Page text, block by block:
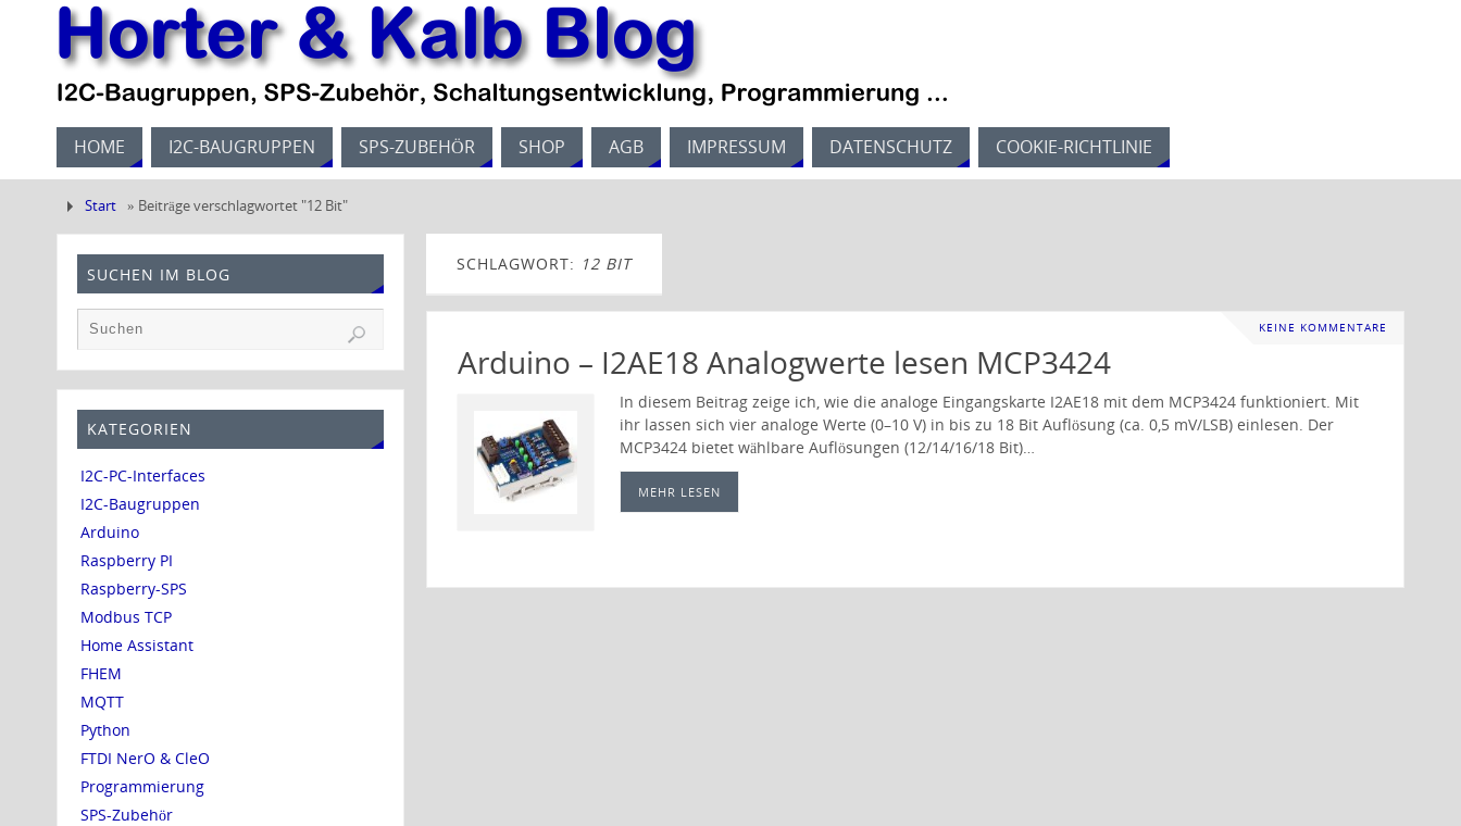
HOME I2C-BAUGRUPPEN SPS-ZUBEHÖR SHOP AGB IMPRESSUM DATENSCHUTZ COOKIE-RICHTLINIE
Start » Beiträge verschlagwortet "12 Bit"
SCHLAGWORT: 12 BIT
KEINE KOMMENTARE
Arduino – I2AE18 Analogwerte lesen MCP3424
In diesem Beitrag zeige ich, wie die analoge Eingangskarte I2AE18 mit dem MCP3424 funktioniert. Mit
ihr lassen sich vier analoge Werte (0–10 V) in bis zu 18 Bit Auflösung (ca. 0,5 mV/LSB) einlesen. Der
MCP3424 bietet wählbare Auflösungen (12/14/16/18 Bit)…
MEHR LESEN
SUCHEN IM BLOG
KATEGORIEN
I2C-PC-Interfaces
I2C-Baugruppen
Arduino
Raspberry PI
Raspberry-SPS
Modbus TCP
Home Assistant
FHEM
MQTT
Python
FTDI NerO & CleO
Programmierung
SPS-Zubehör